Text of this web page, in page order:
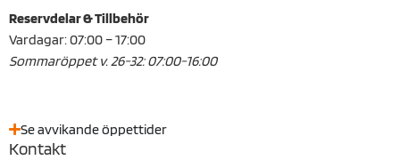
Reservdelar & Tillbehör
Vardagar: 07:00 – 17:00
Sommaröppet v. 26-32: 07:00-16:00
Se avvikande öppettider
Kontakt